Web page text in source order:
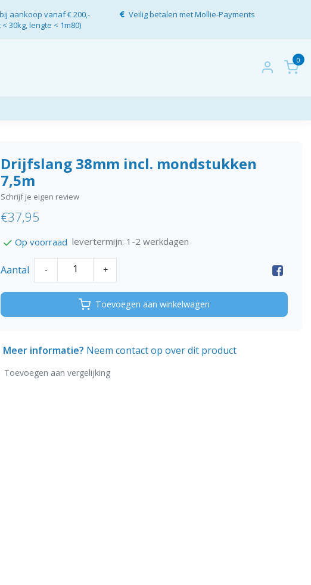
aankoop vanaf € 200,-
30kg, lengte < 1m80)
Veilig betalen met Mollie-Payments
0
Drijfslang 38mm incl. mondstukken
7,5m
Schrijf je eigen review
€37,95
Op voorraad levertermijn: 1-2 werkdagen
Aantal - +
Toevoegen aan winkelwagen
Meer informatie? Neem contact op over dit product
Toevoegen aan vergelijking